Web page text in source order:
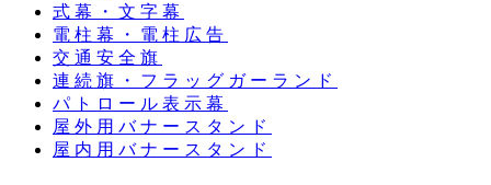
式幕・文字幕
電柱幕・電柱広告
交通安全旗
連続旗・フラッグガーランド
パトロール表示幕
屋外用バナースタンド
屋内用バナースタンド